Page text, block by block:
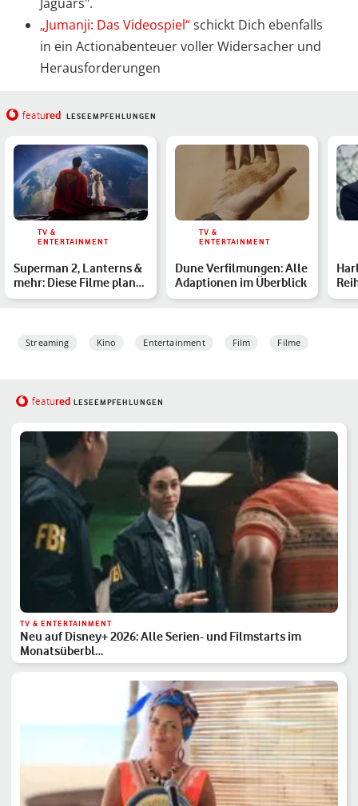
„Jumanji: Das Videospiel“schickt Dich ebenfalls
in ein Actionabenteuer voller Widersacher und
Herausforderungen
featured LESEEMPFEHLUNGEN
TV &
ENTERTAINMENT
Superman 2, Lanterns &
mehr: Diese Filme plant
DC ab 2025
TV &
ENTERTAINMENT
Dune Verfilmungen: Alle
Adaptionen im Überblick
Streaming Kino Entertainment Film Filme
featured LESEEMPFEHLUNGEN
TV & ENTERTAINMENT
Neu auf Disney+ 2026: Alle Serien- und Filmstarts im
Monatsüberbl…